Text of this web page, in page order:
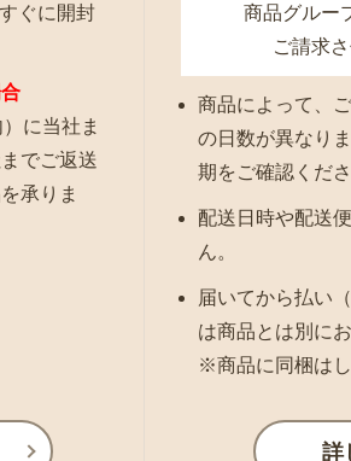
ぐに開封
に当社ま
でご返送
承りま
商品グルー
ご請求
商品によって、
の日数が異なり
期をご確認くださ
配送日時や配送
ん。
届いてから払い
は商品とは別に
※商品に同梱はし
詳